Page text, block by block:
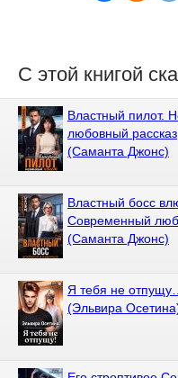
С этой книгой
Властный пилот.
любовный рассказ
(Саманта Джонс)
Властный босс
Современный
(Саманта Джонс)
Я тебя не отпущу…
(Эльвира